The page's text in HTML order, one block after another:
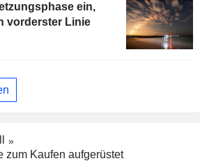
ein,
vorderster Linie
zum Kaufen aufgerüstet